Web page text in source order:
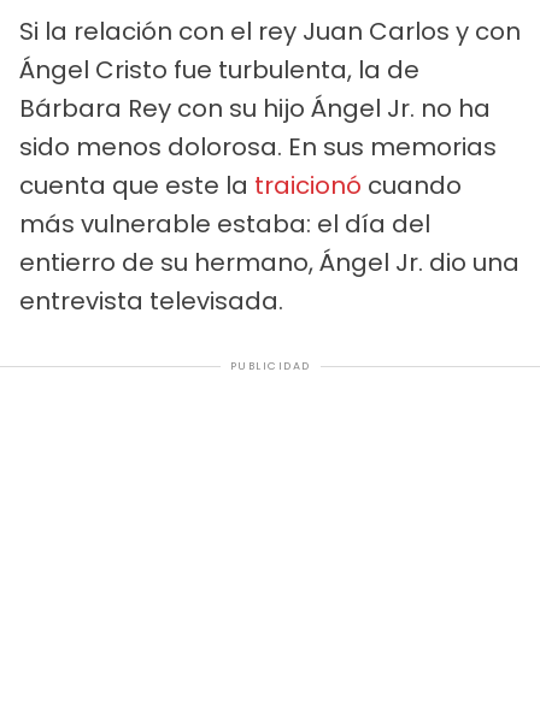
Si la relación con el rey Juan Carlos y con
Ángel Cristo fue turbulenta, la de
Bárbara Rey con su hijo Ángel Jr. no ha
sido menos dolorosa. En sus memorias
cuenta que este la traicionó cuando
más vulnerable estaba: el día del
entierro de su hermano, Ángel Jr. dio una
entrevista televisada.
PUBLICIDAD